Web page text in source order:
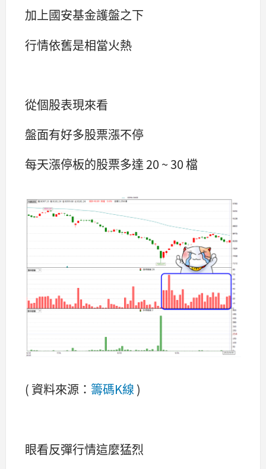
加上國安基金護盤之下
行情依舊是相當火熱
從個股表現來看
盤面有好多股票漲不停
每天漲停板的股票多達 20 ~ 30 檔
( 資料來源： 籌碼K線 )
眼看反彈行情這麼猛烈